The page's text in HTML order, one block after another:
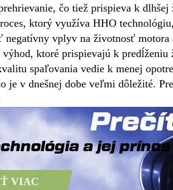
čo tiež prispieva k dlhšej
ktorý využíva HHO
negatívny vplyv na životnosť
ktoré prispievajú k
spaľovania vedie k menej
je v dnešnej dobe veľmi dôležité.
a jej
VIAC